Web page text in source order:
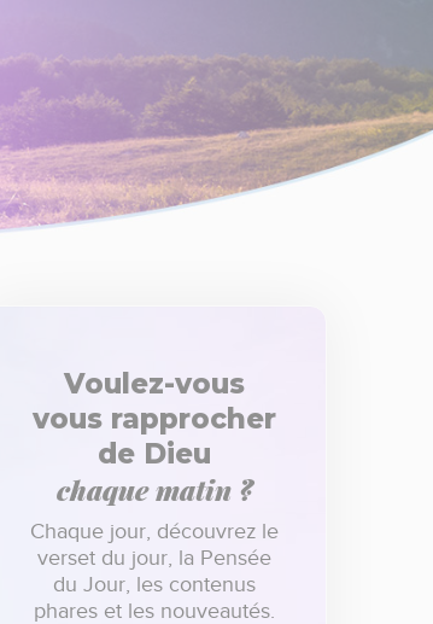
Voulez-vous
vous rapprocher
de Dieu
chaque matin ?
Chaque jour, découvrez le
verset du jour, la Pensée
du Jour, les contenus
phares et les nouveautés.